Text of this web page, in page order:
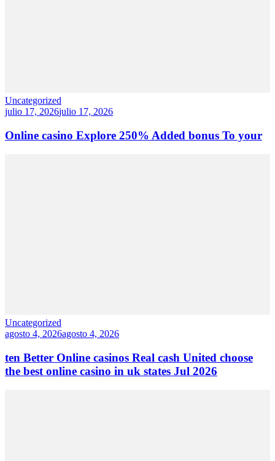
Uncategorized
julio 17, 2026julio 17, 2026
Online casino Explore 250% Added bonus To your
Uncategorized
agosto 4, 2026agosto 4, 2026
ten Better Online casinos Real cash United choose
the best online casino in uk states Jul 2026